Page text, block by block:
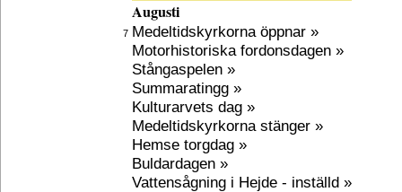
Augusti
7 Medeltidskyrkorna öppnar »
Motorhistoriska fordonsdagen »
Stångaspelen »
Summaratingg »
Kulturarvets dag »
Medeltidskyrkorna stänger »
Hemse torgdag »
Buldardagen »
Vattensågning i Hejde - inställd »